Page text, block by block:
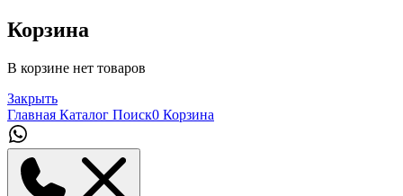
Корзина
В корзине нет товаров
Закрыть
Главная Каталог Поиск0 Корзина